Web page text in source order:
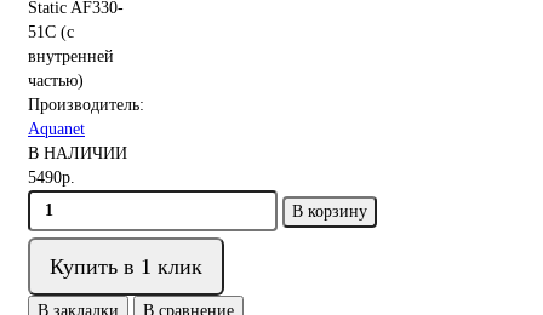
Производитель:
Aquanet
В НАЛИЧИИ
5490р.
В корзину
Купить в 1 клик
В закладки В сравнение